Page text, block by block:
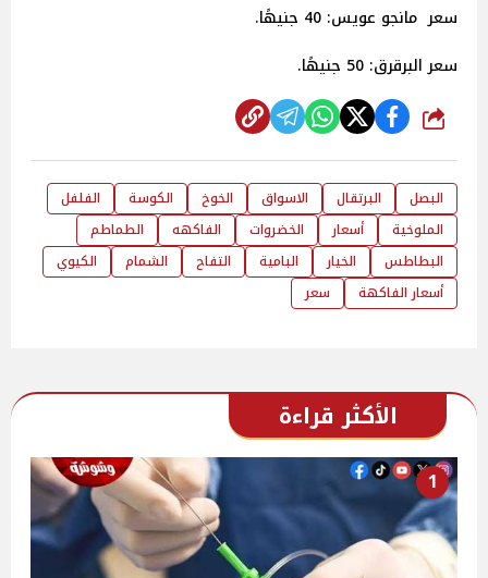
سعر مانجو عويس: 40 جنيهًا.
سعر البرقرق: 50 جنيهًا.
شارك
البصل البرتقال الاسواق الخوخ الكوسة
الفلفل
الملوخية
أسعار الخضروات الفاكهه
الطماطم
البطاطس
الخيار البامية التفاح الشمام
الكيوي
أسعار الفاكهة
سعر
الأكثر قراءة
1